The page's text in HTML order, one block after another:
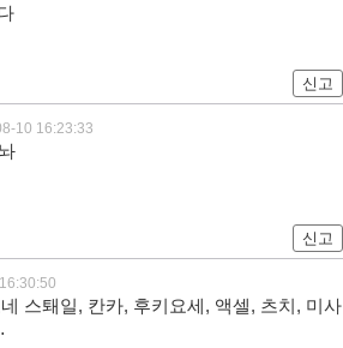
신고
10 16:23:33
신고
스퇘일, 칸카, 후키요세, 액셀, 츠치, 미사